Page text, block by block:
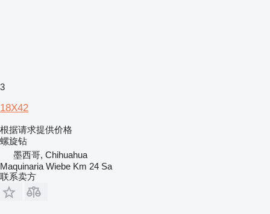
3
18X42
根据请求提供价格
螺旋钻
墨西哥, Chihuahua
Maquinaria Wiebe Km 24 Sa
联系卖方